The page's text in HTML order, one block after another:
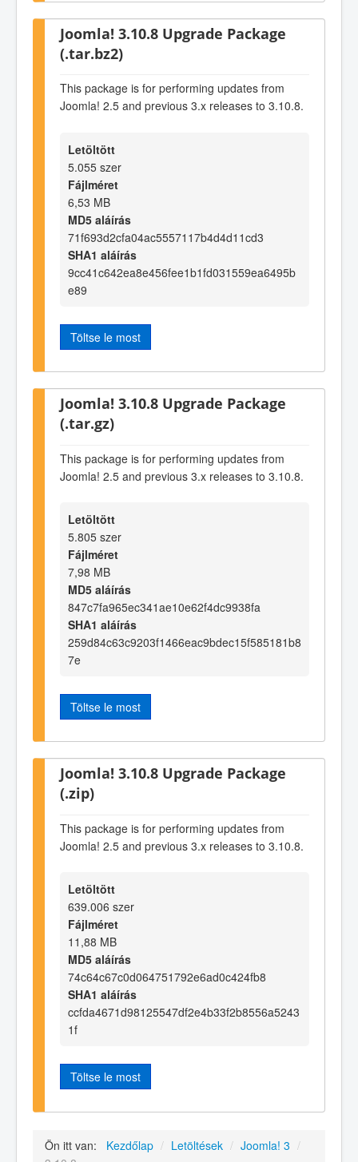
Joomla! 3.10.8 Upgrade Package
(.tar.bz2)
This package is for performing updates from
Joomla! 2.5 and previous 3.x releases to 3.10.8.
Letöltött
5.055 szer
Fájlméret
6,53 MB
MD5 aláírás
71f693d2cfa04ac5557117b4d4d11cd3
SHA1 aláírás
9cc41c642ea8e456fee1b1fd031559ea6495b
e89
Töltse le most
Joomla! 3.10.8 Upgrade Package
(.tar.gz)
This package is for performing updates from
Joomla! 2.5 and previous 3.x releases to 3.10.8.
Letöltött
5.805 szer
Fájlméret
7,98 MB
MD5 aláírás
847c7fa965ec341ae10e62f4dc9938fa
SHA1 aláírás
259d84c63c9203f1466eac9bdec15f585181b8
7e
Töltse le most
Joomla! 3.10.8 Upgrade Package
(.zip)
This package is for performing updates from
Joomla! 2.5 and previous 3.x releases to 3.10.8.
Letöltött
639.006 szer
Fájlméret
11,88 MB
MD5 aláírás
74c64c67c0d064751792e6ad0c424fb8
SHA1 aláírás
ccfda4671d98125547df2e4b33f2b8556a5243
1f
Töltse le most
Ön itt van: Kezdőlap / Letöltések / Joomla! 3 /